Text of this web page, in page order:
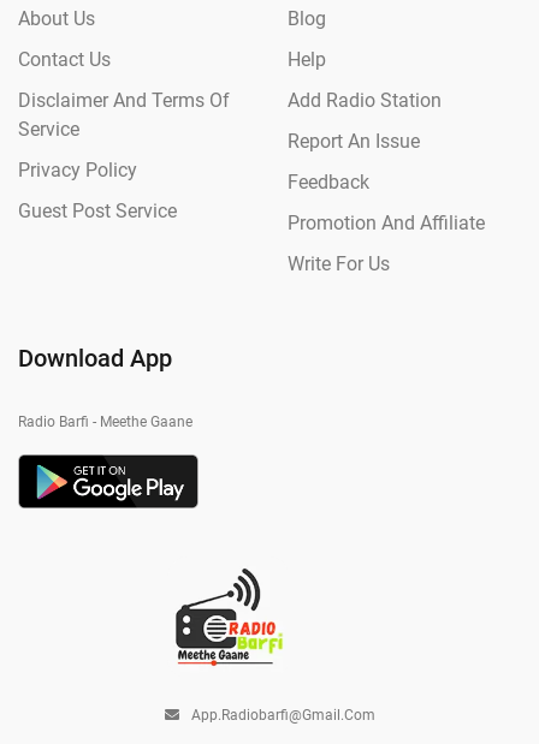
About Us
Contact Us
Disclaimer And Terms Of
Service
Privacy Policy
Guest Post Service
Blog
Help
Add Radio Station
Report An Issue
Feedback
Promotion And Affiliate
Write For Us
Download App
Radio Barfi - Meethe Gaane
App.radiobarfi@gmail.com